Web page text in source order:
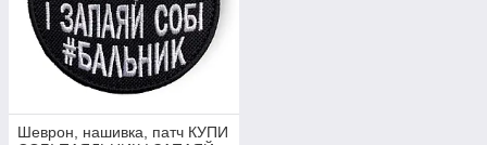
Шеврон, нашивка, патч КУПИ